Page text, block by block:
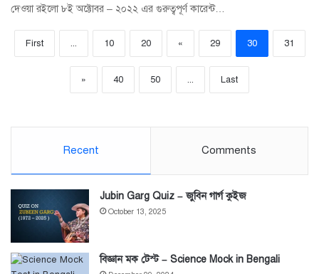
দেওয়া রইলো ৮ই অক্টোবর – ২০২২ এর গুরুত্বপূর্ণ কারেন্ট…
First ... 10 20 « 29 30 31
» 40 50 ... Last
Recent Comments
Jubin Garg Quiz – জুবিন গার্গ কুইজ
October 13, 2025
বিজ্ঞান মক টেস্ট – Science Mock in Bengali